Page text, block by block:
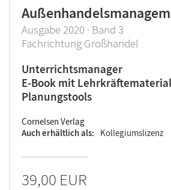
Ausgabe 2020 · Band 3
Fachrichtung Großhandel
Unterrichtsmanager
E-Book mit
Planungstools
Cornelsen Verlag
Auch erhältlich als
Kollegiumslizenz
39,00 EUR